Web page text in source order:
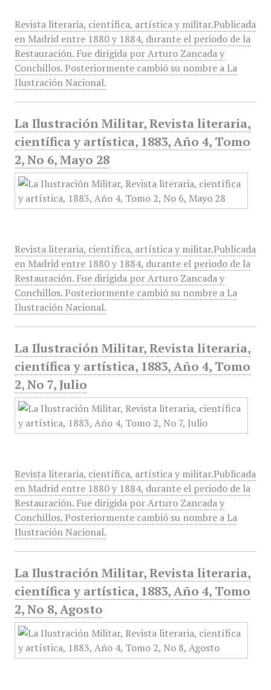
Revista literaria, científica, artística y militar.Publicada
en Madrid entre 1880 y 1884, durante el periodo de la
Restauración. Fue dirigida por Arturo Zancada y
Conchillos. Posteriormente cambió su nombre a La
Ilustración Nacional.
La Ilustración Militar, Revista literaria,
científica y artística, 1883, Año 4, Tomo
2, No 6, Mayo 28
Revista literaria, científica, artística y militar.Publicada
en Madrid entre 1880 y 1884, durante el periodo de la
Restauración. Fue dirigida por Arturo Zancada y
Conchillos. Posteriormente cambió su nombre a La
Ilustración Nacional.
La Ilustración Militar, Revista literaria,
científica y artística, 1883, Año 4, Tomo
2, No 7, Julio
Revista literaria, científica, artística y militar.Publicada
en Madrid entre 1880 y 1884, durante el periodo de la
Restauración. Fue dirigida por Arturo Zancada y
Conchillos. Posteriormente cambió su nombre a La
Ilustración Nacional.
La Ilustración Militar, Revista literaria,
científica y artística, 1883, Año 4, Tomo
2, No 8, Agosto